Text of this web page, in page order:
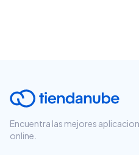
Encuentra las mejores
online.